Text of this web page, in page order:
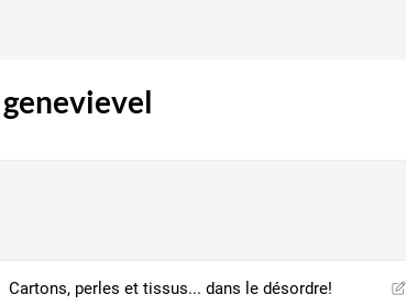
genevievel
Cartons, perles et tissus... dans le désordre!